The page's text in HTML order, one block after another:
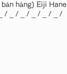
hàng) Eiji Hane
/ _ / _ / _ / _ / _ /